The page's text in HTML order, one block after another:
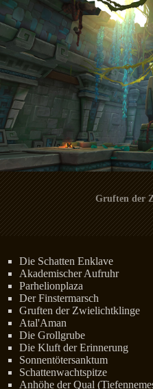
Gruften der
Die Schatten Enklave
Akademischer Aufruhr
Parhelionplaza
Der Finstermarsch
Gruften der Zwielichtklinge
Atal'Aman
Die Grollgrube
Die Kluft der Erinnerung
Sonnentötersanktum
Schattenwachtspitze
Anhöhe der Qual